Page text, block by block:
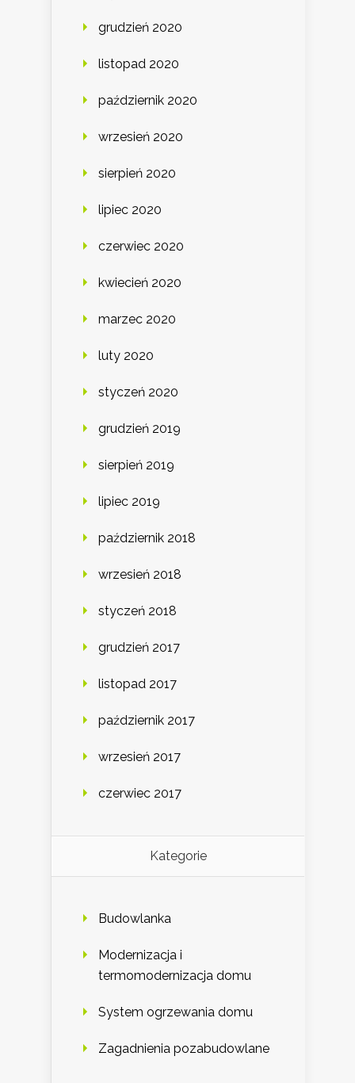
grudzień 2020
listopad 2020
październik 2020
wrzesień 2020
sierpień 2020
lipiec 2020
czerwiec 2020
kwiecień 2020
marzec 2020
luty 2020
styczeń 2020
grudzień 2019
sierpień 2019
lipiec 2019
październik 2018
wrzesień 2018
styczeń 2018
grudzień 2017
listopad 2017
październik 2017
wrzesień 2017
czerwiec 2017
Kategorie
Budowlanka
Modernizacja i
termomodernizacja domu
System ogrzewania domu
Zagadnienia pozabudowlane